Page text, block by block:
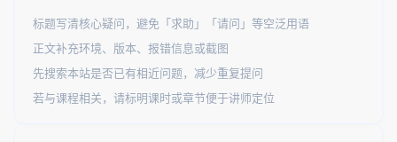
标题写清核心疑问，避免「求助」「请问」等空泛用语
正文补充环境、版本、报错信息或截图
先搜索本站是否已有相近问题，减少重复提问
若与课程相关，请标明课时或章节便于讲师定位